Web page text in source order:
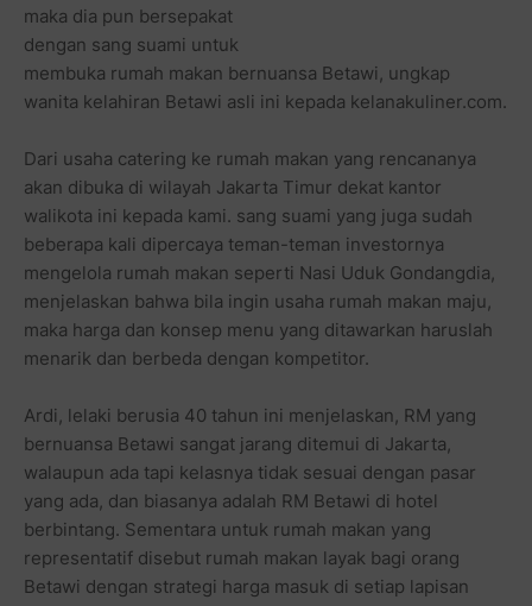
maka dia pun bersepakat
dengan sang suami untuk
membuka rumah makan bernuansa Betawi, ungkap
wanita kelahiran Betawi asli ini kepada kelanakuliner.com.
Dari usaha catering ke rumah makan yang rencananya
akan dibuka di wilayah Jakarta Timur dekat kantor
walikota ini kepada kami. sang suami yang juga sudah
beberapa kali dipercaya teman-teman investornya
mengelola rumah makan seperti Nasi Uduk Gondangdia,
menjelaskan bahwa bila ingin usaha rumah makan maju,
maka harga dan konsep menu yang ditawarkan haruslah
menarik dan berbeda dengan kompetitor.
Ardi, lelaki berusia 40 tahun ini menjelaskan, RM yang
bernuansa Betawi sangat jarang ditemui di Jakarta,
walaupun ada tapi kelasnya tidak sesuai dengan pasar
yang ada, dan biasanya adalah RM Betawi di hotel
berbintang. Sementara untuk rumah makan yang
representatif disebut rumah makan layak bagi orang
Betawi dengan strategi harga masuk di setiap lapisan